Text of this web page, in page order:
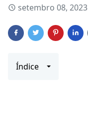
setembro 08, 2023
Índice